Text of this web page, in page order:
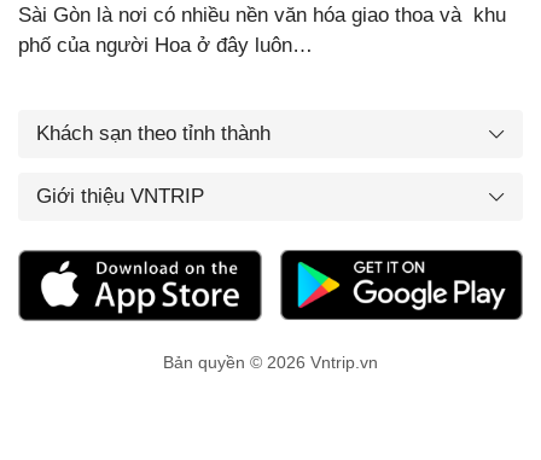
Sài Gòn là nơi có nhiều nền văn hóa giao thoa và khu
phố của người Hoa ở đây luôn…
Khách sạn theo tỉnh thành
Giới thiệu VNTRIP
Bản quyền © 2026 Vntrip.vn